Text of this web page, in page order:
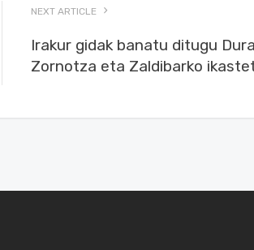
NEXT ARTICLE
Irakur gidak banatu ditugu
Zornotza eta Zaldibarko